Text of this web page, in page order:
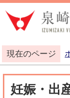
現在のページ
妊娠・出